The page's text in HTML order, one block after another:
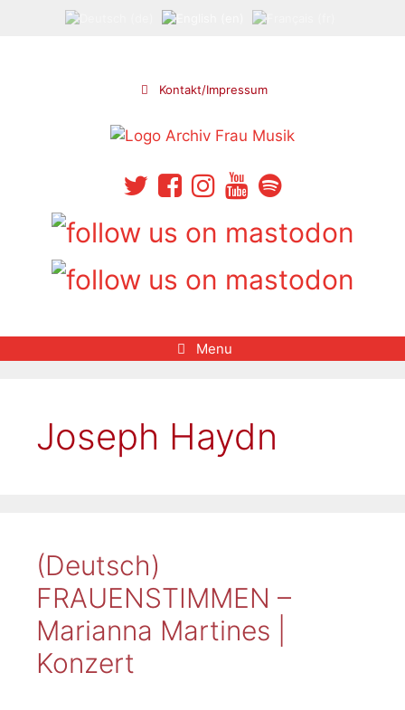
Kontakt/Impressum
Menu
Joseph Haydn
(Deutsch)
FRAUENSTIMMEN –
Marianna Martines |
Konzert